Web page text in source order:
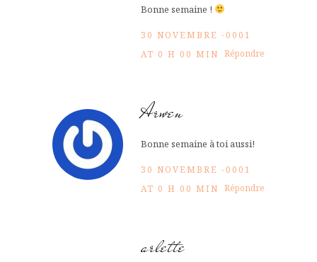
Bonne semaine !
30 NOVEMBRE -0001
AT 0 H 00 MIN Répondre
Arwen
Bonne semaine à toi aussi!
30 NOVEMBRE -0001
AT 0 H 00 MIN Répondre
arlette